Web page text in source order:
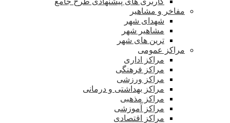
مفاخر و مشاهیر
شهدای شهر
مشاهیر شهر
ترین های شهر
مراکز عمومی
مراکز اداری
مراکز فرهنگی
مراکز ورزشی
مراکز بهداشتی و درمانی
مراکز مذهبی
مراکز آموزشی
مراکز اقتصادی